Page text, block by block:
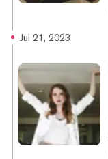
Jul 21, 2023